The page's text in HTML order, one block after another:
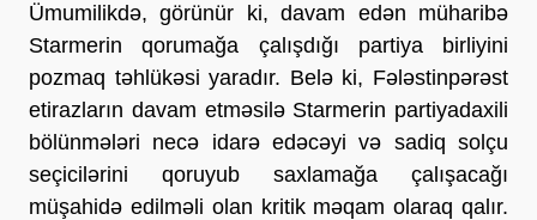
Ümumilikdə, görünür ki, davam edən müharibə
Starmerin qorumağa çalışdığı partiya birliyini
pozmaq təhlükəsi yaradır. Belə ki, Fələstinpərəst
etirazların davam etməsilə Starmerin partiyadaxili
bölünmələri necə idarə edəcəyi və sadiq solçu
seçicilərini qoruyub saxlamağa çalışacağı
müşahidə edilməli olan kritik məqam olaraq qalır.